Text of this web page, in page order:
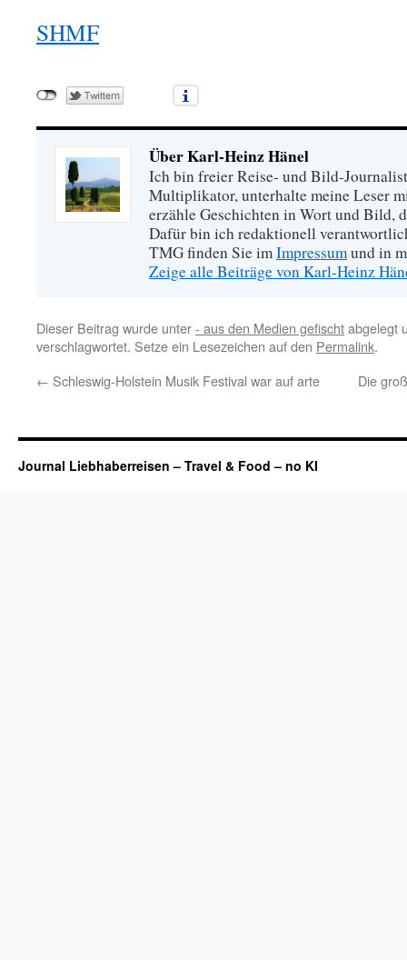
SHMF
Über Karl-Heinz Hänel
Ich bin freier Reise- und Bild-
Multiplikator, unterhalte meine Leser
erzähle Geschichten in Wort und Bild,
Dafür bin ich redaktionell
TMG finden Sie imImpressumund in
Zeige alle Beiträge von Karl-Heinz
Dieser Beitrag wurde unter- aus den Medien gefischtabgelegt
verschlagwortet. Setze ein Lesezeichen auf den Permalink.
← Schleswig-Holstein Musik Festival war auf arte Die
Journal Liebhaberreisen – Travel & Food – no KI